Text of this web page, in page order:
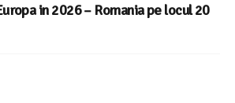
in 2026 – Romania pe locul 20